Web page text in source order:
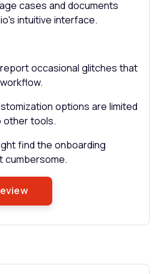
cases and documents
intuitive interface.
occasional glitches that
options are limited
other tools.
find the onboarding
cumbersome.
Opens New Window